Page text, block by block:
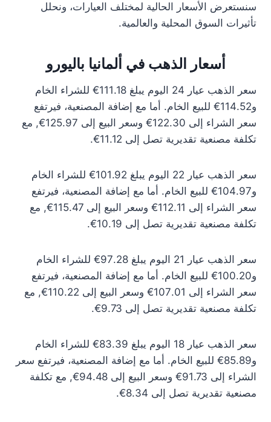
سنستعرض الأسعار الحالية لمختلف العيارات، ونحلل
تأثيرات السوق المحلية والعالمية.
أسعار الذهب في ألمانيا باليورو
سعر الذهب عيار 24 اليوم يبلغ 111.18€ للشراء الخام
و114.52€ للبيع الخام. أما مع إضافة المصنعية، فيرتفع
سعر الشراء إلى 122.30€ وسعر البيع إلى 125.97€, مع
تكلفة مصنعية تقديرية تصل إلى 11.12€.
سعر الذهب عيار 22 اليوم يبلغ 101.92€ للشراء الخام
و104.97€ للبيع الخام. أما مع إضافة المصنعية، فيرتفع
سعر الشراء إلى 112.11€ وسعر البيع إلى 115.47€, مع
تكلفة مصنعية تقديرية تصل إلى 10.19€.
سعر الذهب عيار 21 اليوم يبلغ 97.28€ للشراء الخام
و100.20€ للبيع الخام. أما مع إضافة المصنعية، فيرتفع
سعر الشراء إلى 107.01€ وسعر البيع إلى 110.22€, مع
تكلفة مصنعية تقديرية تصل إلى 9.73€.
سعر الذهب عيار 18 اليوم يبلغ 83.39€ للشراء الخام
و85.89€ للبيع الخام. أما مع إضافة المصنعية، فيرتفع سعر
الشراء إلى 91.73€ وسعر البيع إلى 94.48€, مع تكلفة
مصنعية تقديرية تصل إلى 8.34€.